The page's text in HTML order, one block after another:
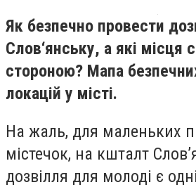
Як безпечно провести
Слов‘янську, а які місця
стороною? Мапа
локацій у місті.
На жаль, для маленьких
містечок, на кшталт
дозвілля для молоді є